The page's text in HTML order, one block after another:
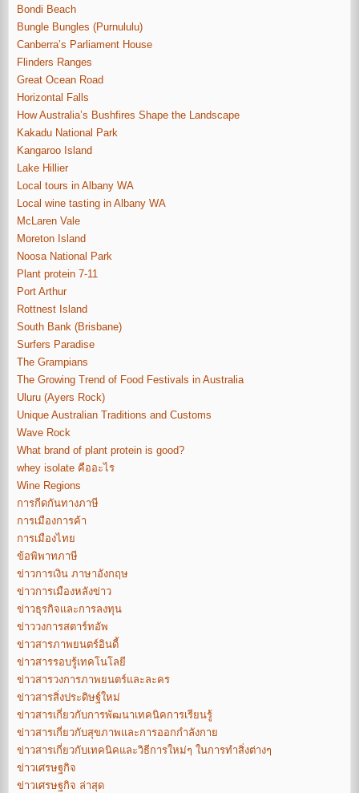
Bondi Beach
Bungle Bungles (Purnululu)
Canberra’s Parliament House
Flinders Ranges
Great Ocean Road
Horizontal Falls
How Australia’s Bushfires Shape the Landscape
Kakadu National Park
Kangaroo Island
Lake Hillier
Local tours in Albany WA
Local wine tasting in Albany WA
McLaren Vale
Moreton Island
Noosa National Park
Plant protein 7-11
Port Arthur
Rottnest Island
South Bank (Brisbane)
Surfers Paradise
The Grampians
The Growing Trend of Food Festivals in Australia
Uluru (Ayers Rock)
Unique Australian Traditions and Customs
Wave Rock
What brand of plant protein is good?
whey isolate คืออะไร
Wine Regions
การกีดกันทางภาษี
การเมืองการค้า
การเมืองไทย
ข้อพิพาทภาษี
ข่าวการเงิน ภาษาอังกฤษ
ข่าวการเมืองหลังข่าว
ข่าวธุรกิจและการลงทุน
ข่าววงการสตาร์ทอัพ
ข่าวสารภาพยนตร์อินดี้
ข่าวสารรอบรู้เทคโนโลยี
ข่าวสารวงการภาพยนตร์และละคร
ข่าวสารสิ่งประดิษฐ์ใหม่
ข่าวสารเกี่ยวกับการพัฒนาเทคนิคการเรียนรู้
ข่าวสารเกี่ยวกับสุขภาพและการออกกำลังกาย
ข่าวสารเกี่ยวกับเทคนิคและวิธีการใหม่ๆ ในการทำสิ่งต่างๆ
ข่าวเศรษฐกิจ
ข่าวเศรษฐกิจ ล่าสุด